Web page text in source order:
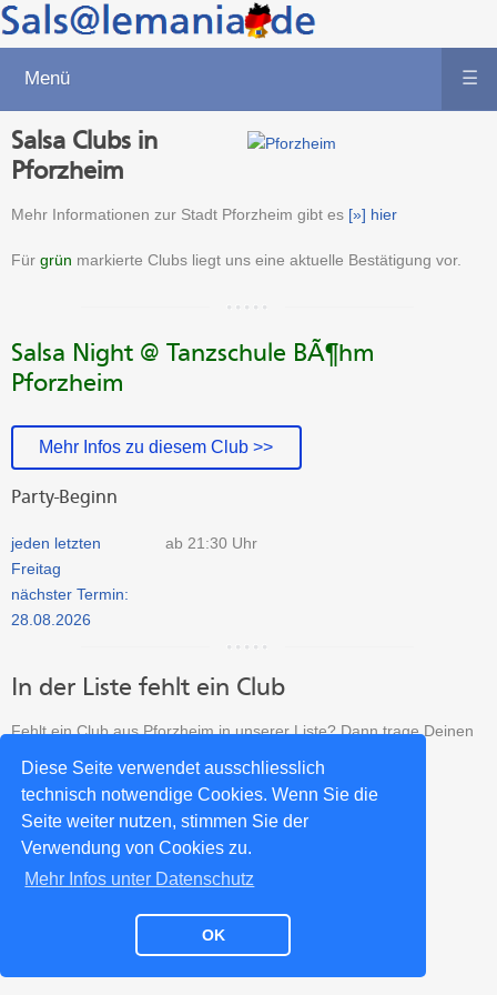
Diese Seite verwendet ausschliesslich
technisch notwendige Cookies. Wenn Sie die
Seite weiter nutzen, stimmen Sie der
Verwendung von Cookies zu.
Mehr Infos unter Datenschutz
OK
Menü ☰
Salsa Clubs in
Pforzheim
Mehr Informationen zur Stadt Pforzheim gibt es [»] hier
Für grün markierte Clubs liegt uns eine aktuelle Bestätigung vor.
Salsa Night @ Tanzschule BÃ¶hm
Pforzheim
Mehr Infos zu diesem Club >>
Party-Beginn
jeden letzten
Freitag
nächster Termin:
28.08.2026
ab 21:30 Uhr
In der Liste fehlt ein Club
Fehlt ein Club aus Pforzheim in unserer Liste? Dann trage Deinen
Salsa Club neu eintragen >>